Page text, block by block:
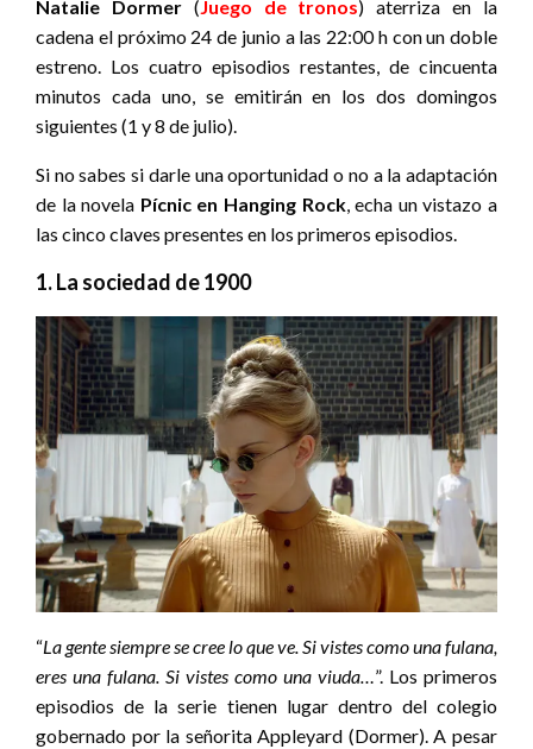
Natalie Dormer( Juego de tronos) aterriza en la
cadena el próximo 24 de junio a las 22:00 h con un doble
estreno. Los cuatro episodios restantes, de cincuenta
minutos cada uno, se emitirán en los dos domingos
siguientes (1 y 8 de julio).
Si no sabes si darle una oportunidad o no a la adaptación
de la novela Pícnic en Hanging Rock, echa un vistazo a
las cinco claves presentes en los primeros episodios.
1. La sociedad de 1900
“La gente siempre se cree lo que ve. Si vistes como una fulana,
eres una fulana. Si vistes como una viuda…”. Los primeros
episodios de la serie tienen lugar dentro del colegio
gobernado por la señorita Appleyard (Dormer). A pesar